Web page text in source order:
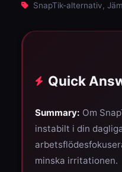
SnapTik-alternativ,
Quick
Summary: Om
instabilt i din
minska irritationen.